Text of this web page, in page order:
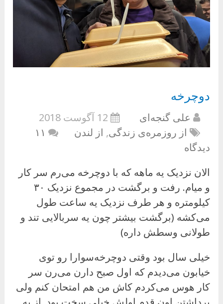
دوچرخه
علی گنجه‌ای
12 آگوست 2018
از روزمره‌ی زندگی, از لندن
۱۱
دیدگاه
الان نزدیک یه ماهه که با دوچرخه می‌رم سر کار
و میام. رفت و برگشت در مجموع نزدیک ۳۰
کیلومتره و هر طرف نزدیک یه ساعت طول
می‌کشه (برگشت بیشتر چون یه سربالایی تند و
طولانی وسطش داره)
خیلی سال بود وقتی دوچرخه‌سوارا رو توی
خیابون می‌دیدم که اول صبح دارن می‌رن سر
کار هوس می‌کردم کاش من هم امتحان کنم ولی